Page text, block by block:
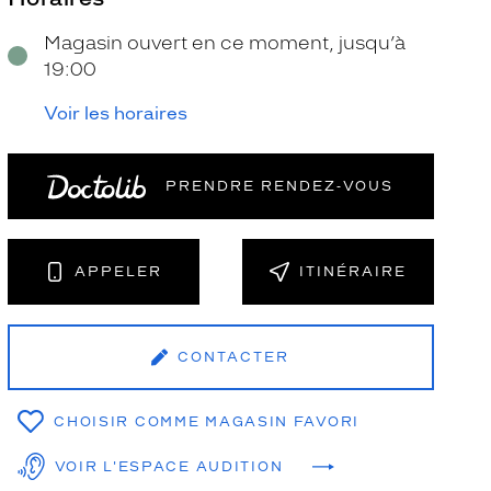
Magasin ouvert en ce moment, jusqu’à
19:00
Voir les horaires
PRENDRE RENDEZ‑VOUS
APPELER ITINÉRAIRE
CONTACTER
CHOISIR COMME MAGASIN FAVORI
VOIR L'ESPACE AUDITION